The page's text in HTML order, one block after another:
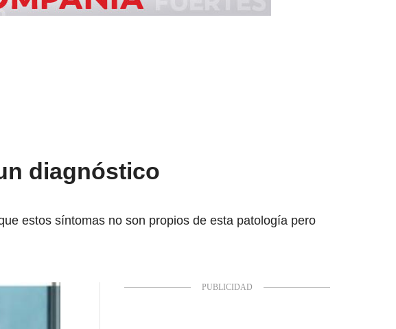
diagnóstico
estos síntomas no son propios de esta patología pero